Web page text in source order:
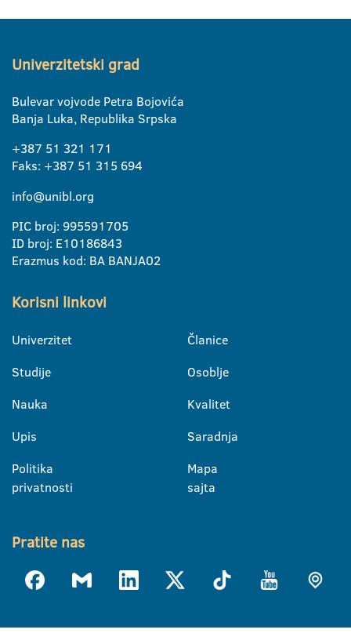
Univerzitetski grad
Bulevar vojvode Petra Bojovića
Banja Luka, Republika Srpska
+387 51 321 171
Faks: +387 51 315 694
info@unibl.org
PIC broj: 995591705
ID broj: E10186843
Erazmus kod: BA BANJA02
Korisni linkovi
Univerzitet
Studije
Nauka
Upis
Politika
privatnosti
Članice
Osoblje
Kvalitet
Saradnja
Mapa
sajta
Pratite nas